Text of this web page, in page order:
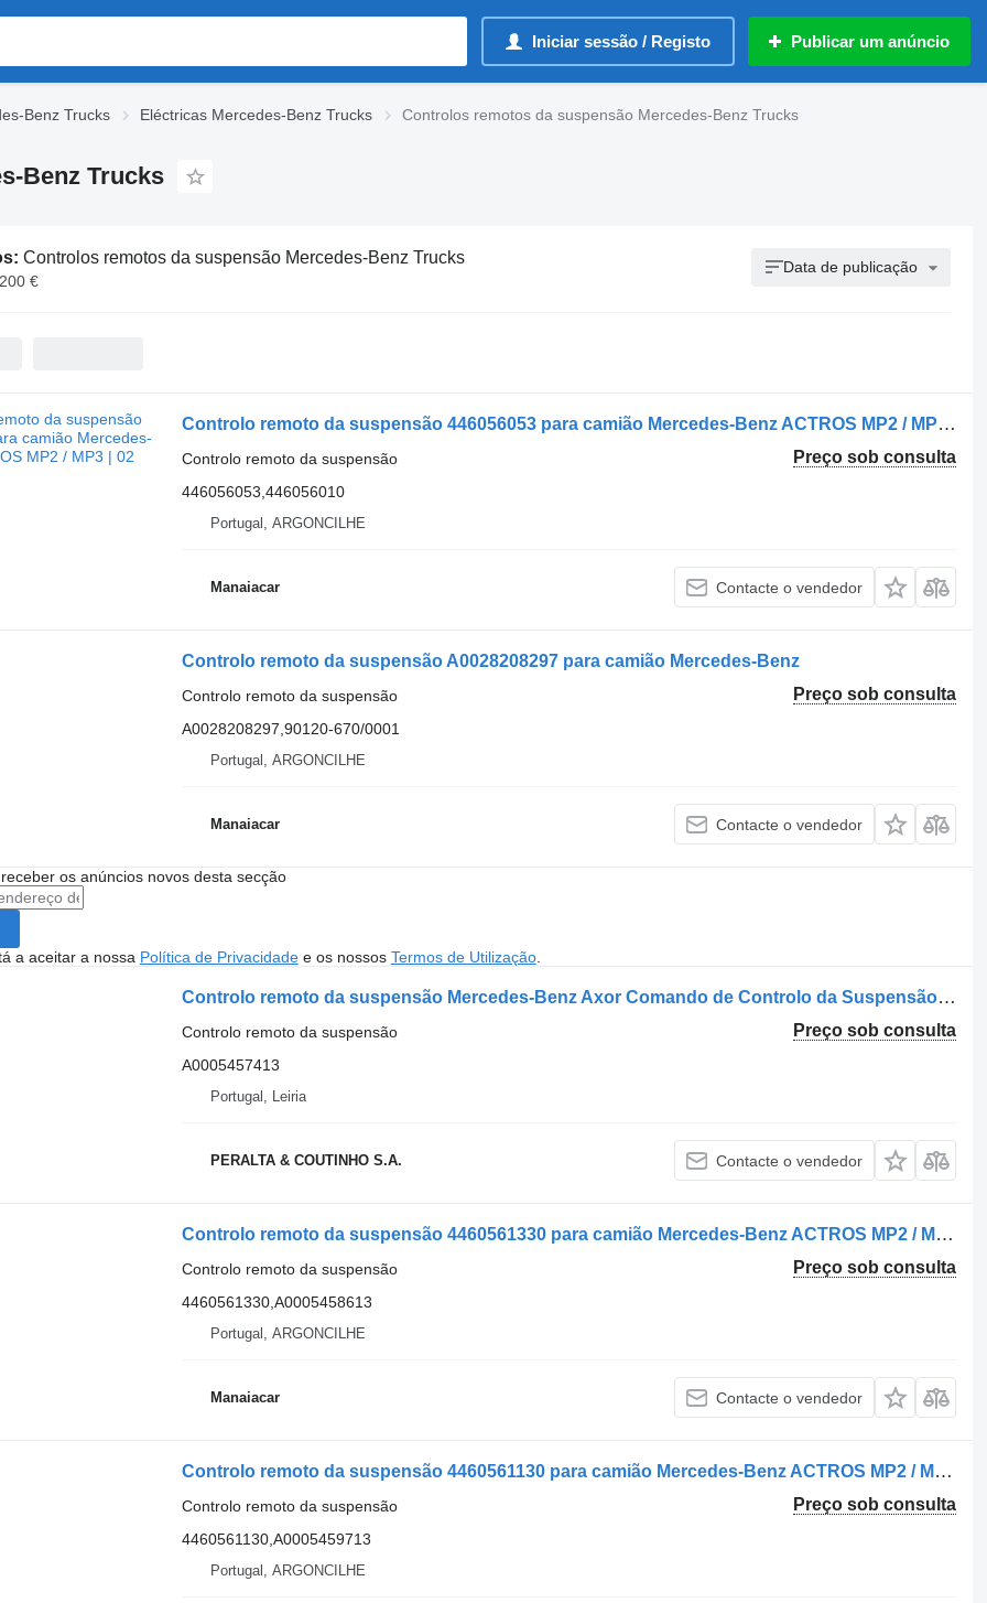
Iniciar sessão / Registo Publicar um anúncio
Benz Trucks Eléctricas Mercedes-Benz Trucks Controlos remotos da suspensão Mercedes-Benz Trucks
Benz Trucks
Controlos remotos da suspensão Mercedes-Benz Trucks
€
Data de publicação
Controlo remoto da suspensão 446056053 para camião Mercedes-Benz ACTROS MP2 / MP3 | 02
Preço sob consulta
Controlo remoto da suspensão
446056053,446056010
Portugal, ARGONCILHE
Manaiacar Contacte o vendedor
Controlo remoto da suspensão A0028208297 para camião Mercedes-Benz
Preço sob consulta
Controlo remoto da suspensão
A0028208297,90120-670/0001
Portugal, ARGONCILHE
Manaiacar Contacte o vendedor
os anúncios novos desta secção
a aceitar a nossa Política de Privacidadee os nossos Termos de Utilização.
Controlo remoto da suspensão Mercedes-Benz Axor Comando de Controlo da Suspensão ECAS A0005457413 para camião Mercedes-Benz Axor
Preço sob consulta
Controlo remoto da suspensão
A0005457413
Portugal, Leiria
PERALTA & COUTINHO S.A. Contacte o vendedor
Controlo remoto da suspensão 4460561330 para camião Mercedes-Benz ACTROS MP2 / MP3 | 02
Preço sob consulta
Controlo remoto da suspensão
4460561330,A0005458613
Portugal, ARGONCILHE
Manaiacar Contacte o vendedor
Controlo remoto da suspensão 4460561130 para camião Mercedes-Benz ACTROS MP2 / MP3 | 02
Preço sob consulta
Controlo remoto da suspensão
4460561130,A0005459713
Portugal, ARGONCILHE